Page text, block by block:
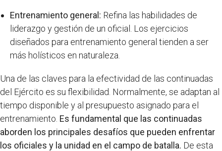
Entrenamiento general: Refina las habilidades de
liderazgo y gestión de un oficial. Los ejercicios
diseñados para entrenamiento general tienden a ser
más holísticos en naturaleza.
Una de las claves para la efectividad de las continuadas
del Ejército es su flexibilidad. Normalmente, se adaptan al
tiempo disponible y al presupuesto asignado para el
entrenamiento. Es fundamental que las continuadas
aborden los principales desafíos que pueden enfrentar
los oficiales y la unidad en el campo de batalla. De esta